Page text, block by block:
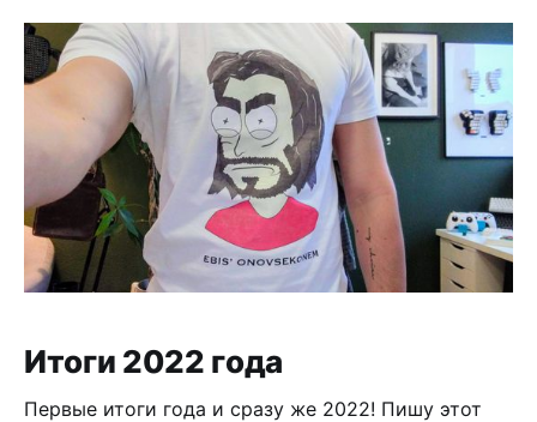
класс. Ну а что сделаешь, если людям больше
нравится машины мыть чем писать стихи. Я вижу
три варианта развития
Итоги 2022 года
Первые итоги года и сразу же 2022! Пишу этот